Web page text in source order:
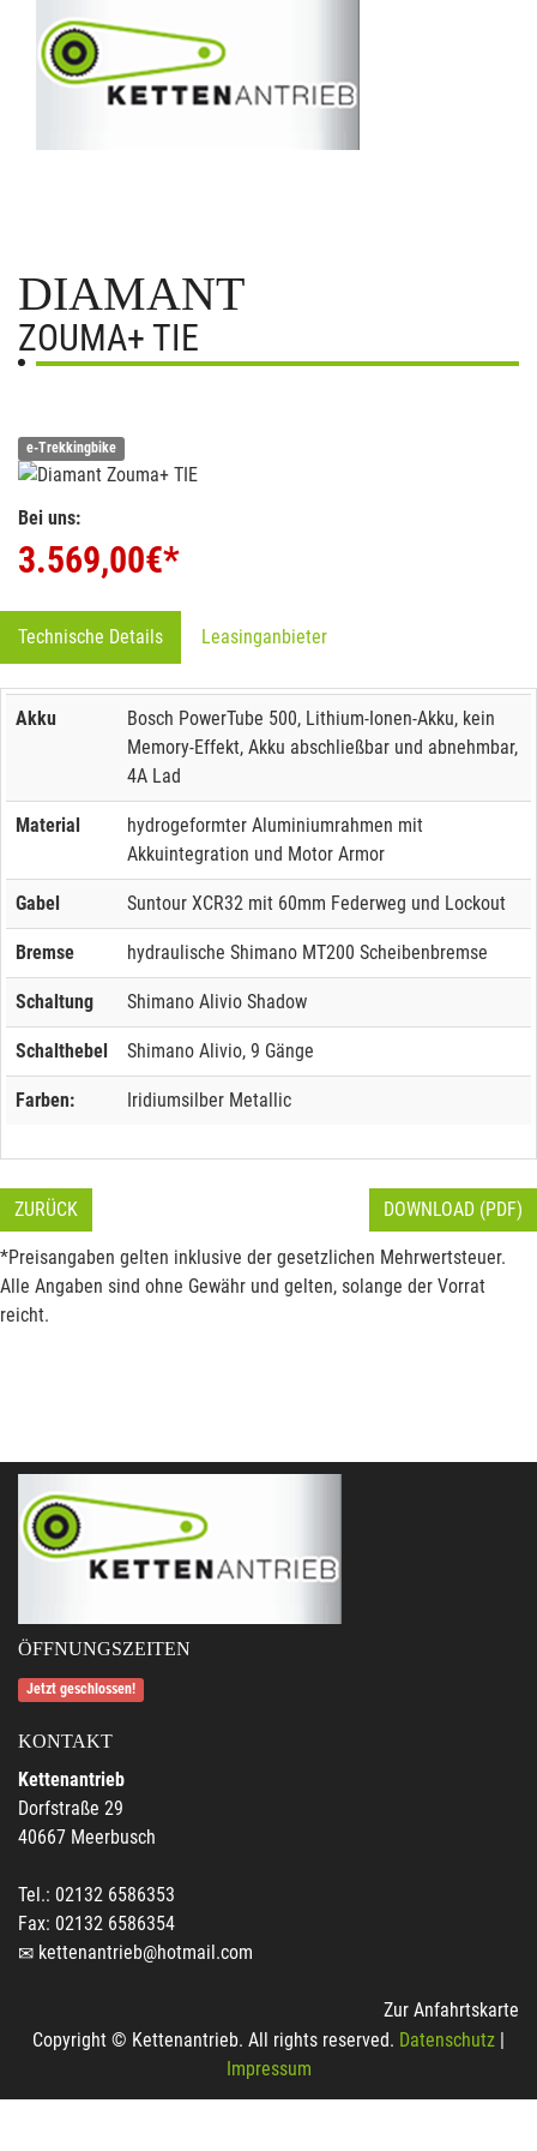
DIAMANT
ZOUMA+ TIE
e-Trekkingbike
Bei uns:
3.569,00€*
Technische Details Leasinganbieter
Akku
Bosch PowerTube 500, Lithium-Ionen-Akku, kein
Memory-Effekt, Akku abschließbar und abnehmbar,
4A Lad
Material
hydrogeformter Aluminiumrahmen mit
Akkuintegration und Motor Armor
Gabel Suntour XCR32 mit 60mm Federweg und Lockout
Bremse hydraulische Shimano MT200 Scheibenbremse
Schaltung Shimano Alivio Shadow
Schalthebel Shimano Alivio, 9 Gänge
Farben: Iridiumsilber Metallic
ZURÜCK DOWNLOAD (PDF)
*Preisangaben gelten inklusive der gesetzlichen Mehrwertsteuer.
Alle Angaben sind ohne Gewähr und gelten, solange der Vorrat
reicht.
ÖFFNUNGSZEITEN
Jetzt geschlossen!
KONTAKT
Kettenantrieb
Dorfstraße 29
40667 Meerbusch
Tel.: 02132 6586353
Fax: 02132 6586354
kettenantrieb@hotmail.com
Zur Anfahrtskarte
Copyright © Kettenantrieb. All rights reserved. Datenschutz |
Impressum